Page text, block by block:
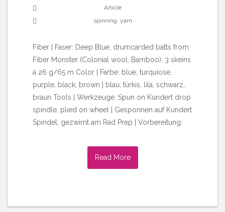
Article
spinning, yarn
Fiber | Faser: Deep Blue, drumcarded batts from
Fiber Monster (Colonial wool, Bamboo); 3 skeins
à 26 g/65 m Color | Farbe: blue, turquiose,
purple, black, brown | blau, türkis, lila, schwarz,
braun Tools | Werkzeuge: Spun on Kundert drop
spindle, plied on wheel | Gesponnen auf Kundert
Spindel, gezwirnt am Rad Prep | Vorbereitung:
Read More